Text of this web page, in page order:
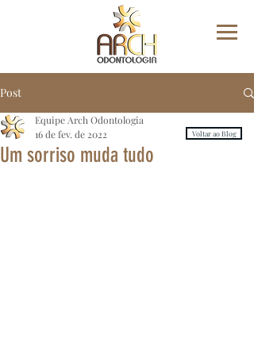
Post
Um sorriso muda tudo
Equipe Arch Odontologia
16 de fev. de 2022
Voltar ao Blog